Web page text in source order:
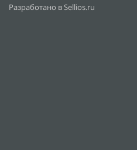
Разработано в Sellios.ru